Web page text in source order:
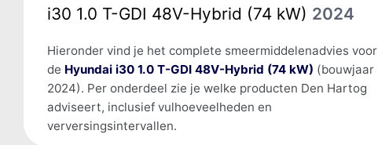
i30 1.0 T-GDI 48V-Hybrid (74 kW) 2024
Hieronder vind je het complete smeermiddelenadvies voor
de Hyundai i30 1.0 T-GDI 48V-Hybrid (74 kW) (bouwjaar
2024). Per onderdeel zie je welke producten Den Hartog
adviseert, inclusief vulhoeveelheden en
verversingsintervallen.